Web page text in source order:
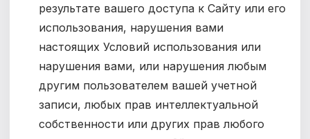
результате вашего доступа к Сайту или его
использования, нарушения вами
настоящих Условий использования или
нарушения вами, или нарушения любым
другим пользователем вашей учетной
записи, любых прав интеллектуальной
собственности или других прав любого